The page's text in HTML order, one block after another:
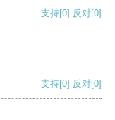
支持[0] 反对[0]
支持[0] 反对[0]